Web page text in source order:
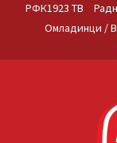
РФК1923 ТВ
Омладинци /